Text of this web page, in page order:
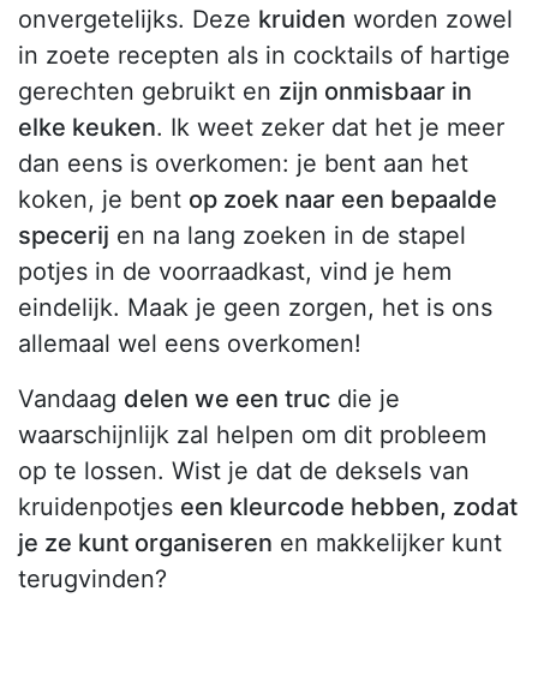
onvergetelijks. Deze kruiden worden zowel
in zoete recepten als in cocktails of hartige
gerechten gebruikt en zijn onmisbaar in
elke keuken. Ik weet zeker dat het je meer
dan eens is overkomen: je bent aan het
koken, je bent op zoek naar een bepaalde
specerij en na lang zoeken in de stapel
potjes in de voorraadkast, vind je hem
eindelijk. Maak je geen zorgen, het is ons
allemaal wel eens overkomen!
Vandaag delen we een truc die je
waarschijnlijk zal helpen om dit probleem
op te lossen. Wist je dat de deksels van
kruidenpotjes een kleurcode hebben, zodat
je ze kunt organiseren en makkelijker kunt
terugvinden?